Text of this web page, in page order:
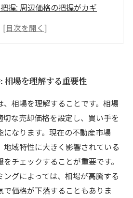
握: 周辺価格の把握がカギ
値があるのか？市場平均との
に導く: 最後のポイント総まと
相場を理解する重要性
相場を理解することです。相場
切な売却価格を設定し、買い手を
なります。現在の不動産市場
地域特性に大きく影響されている
チェックすることが重要です。
グによっては、相場が高騰する
で価格が下落することもありま